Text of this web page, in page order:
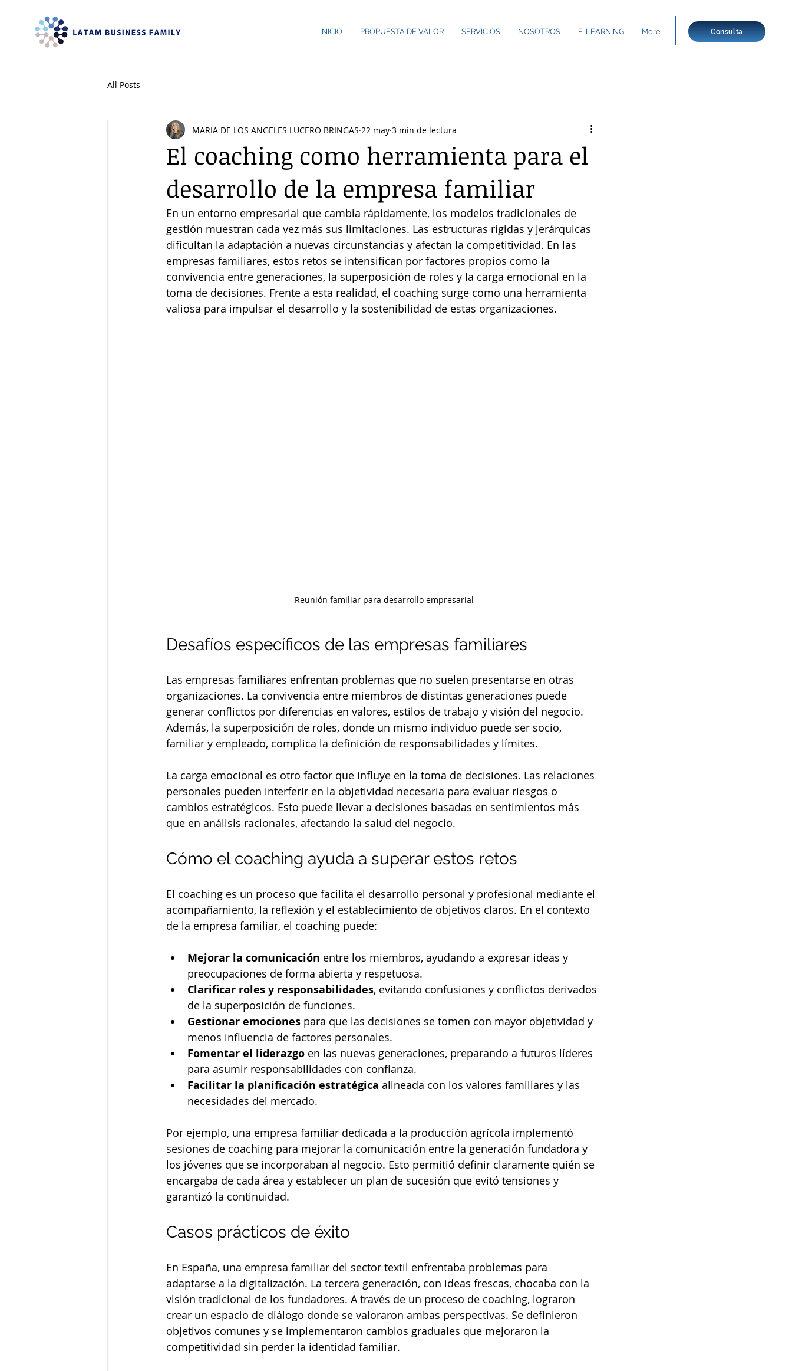
INICIO PROPUESTA DE VALOR SERVICIOS NOSOTROS E-LEARNING More Consulta
All Posts
El coaching como herramienta para el
desarrollo de la empresa familiar
MARIA DE LOS ANGELES LUCERO BRINGAS 22 may 3 min de lectura
En un entorno empresarial que cambia rápidamente, los modelos tradicionales de
gestión muestran cada vez más sus limitaciones. Las estructuras rígidas y jerárquicas
dificultan la adaptación a nuevas circunstancias y afectan la competitividad. En las
empresas familiares, estos retos se intensifican por factores propios como la
convivencia entre generaciones, la superposición de roles y la carga emocional en la
toma de decisiones. Frente a esta realidad, el coaching surge como una herramienta
valiosa para impulsar el desarrollo y la sostenibilidad de estas organizaciones.
Reunión familiar para desarrollo empresarial
Desafíos específicos de las empresas familiares
Las empresas familiares enfrentan problemas que no suelen presentarse en otras
organizaciones. La convivencia entre miembros de distintas generaciones puede
generar conflictos por diferencias en valores, estilos de trabajo y visión del negocio.
Además, la superposición de roles, donde un mismo individuo puede ser socio,
familiar y empleado, complica la definición de responsabilidades y límites.
La carga emocional es otro factor que influye en la toma de decisiones. Las relaciones
personales pueden interferir en la objetividad necesaria para evaluar riesgos o
cambios estratégicos. Esto puede llevar a decisiones basadas en sentimientos más
que en análisis racionales, afectando la salud del negocio.
Cómo el coaching ayuda a superar estos retos
El coaching es un proceso que facilita el desarrollo personal y profesional mediante el
acompañamiento, la reflexión y el establecimiento de objetivos claros. En el contexto
de la empresa familiar, el coaching puede:
Mejorar la comunicación entre los miembros, ayudando a expresar ideas y
preocupaciones de forma abierta y respetuosa.
Clarificar roles y responsabilidades, evitando confusiones y conflictos derivados
de la superposición de funciones.
Gestionar emociones para que las decisiones se tomen con mayor objetividad y
menos influencia de factores personales.
Fomentar el liderazgo en las nuevas generaciones, preparando a futuros líderes
para asumir responsabilidades con confianza.
Facilitar la planificación estratégica alineada con los valores familiares y las
necesidades del mercado.
Por ejemplo, una empresa familiar dedicada a la producción agrícola implementó
sesiones de coaching para mejorar la comunicación entre la generación fundadora y
los jóvenes que se incorporaban al negocio. Esto permitió definir claramente quién se
encargaba de cada área y establecer un plan de sucesión que evitó tensiones y
garantizó la continuidad.
Casos prácticos de éxito
En España, una empresa familiar del sector textil enfrentaba problemas para
adaptarse a la digitalización. La tercera generación, con ideas frescas, chocaba con la
visión tradicional de los fundadores. A través de un proceso de coaching, lograron
crear un espacio de diálogo donde se valoraron ambas perspectivas. Se definieron
objetivos comunes y se implementaron cambios graduales que mejoraron la
competitividad sin perder la identidad familiar.